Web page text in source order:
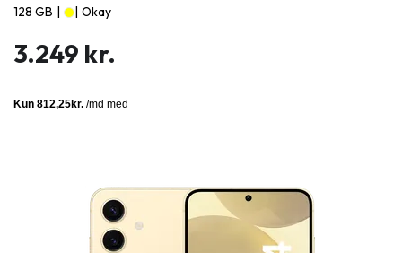
128 GB | | Okay
3.249 kr.